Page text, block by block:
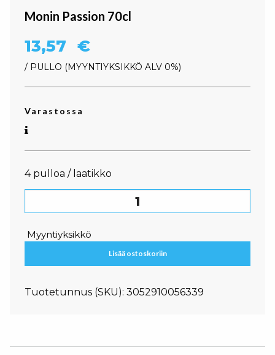
Monin Passion 70cl
13,57 €
/ PULLO MYYNTIYKSIKKÖ ALV 0%
Varastossa
4 pulloa / laatikko
Monin Passion 70cl määrä
Myyntiyksikkö
Lisää ostoskoriin
Tuotetunnus (SKU): 3052910056339